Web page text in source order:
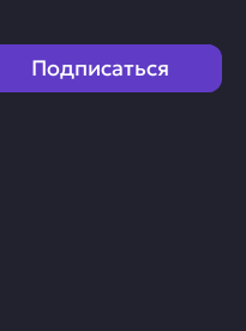
Подписаться